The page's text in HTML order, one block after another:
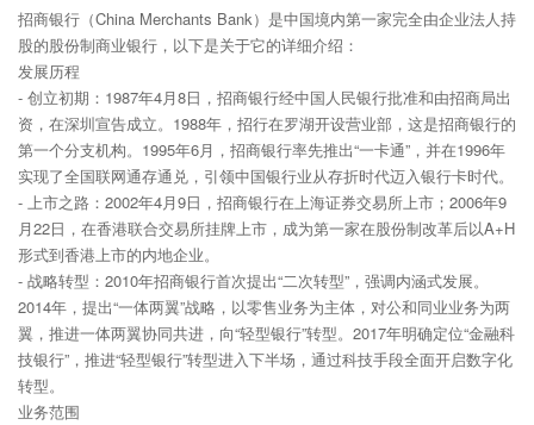
招商银行（China Merchants Bank）是中国境内第一家完全由企业法人持
股的股份制商业银行，以下是关于它的详细介绍：
发展历程
- 创立初期：1987年4月8日，招商银行经中国人民银行批准和由招商局出
资，在深圳宣告成立。1988年，招行在罗湖开设营业部，这是招商银行的
第一个分支机构。1995年6月，招商银行率先推出“一卡通”，并在1996年
实现了全国联网通存通兑，引领中国银行业从存折时代迈入银行卡时代。
- 上市之路：2002年4月9日，招商银行在上海证券交易所上市；2006年9
月22日，在香港联合交易所挂牌上市，成为第一家在股份制改革后以A+H
形式到香港上市的内地企业。
- 战略转型：2010年招商银行首次提出“二次转型”，强调内涵式发展。
2014年，提出“一体两翼”战略，以零售业务为主体，对公和同业业务为两
翼，推进一体两翼协同共进，向“轻型银行”转型。2017年明确定位“金融科
技银行”，推进“轻型银行”转型进入下半场，通过科技手段全面开启数字化
转型。
业务范围